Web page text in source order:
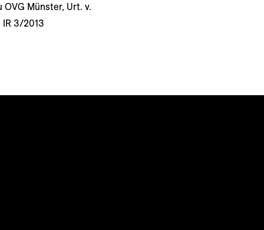
OVG Münster, Urt. v.
IR 3/2013